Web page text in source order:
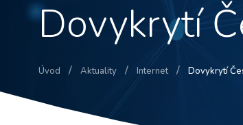
Dovykrytí
Úvod / Aktuality / Internet / Dovykrytí